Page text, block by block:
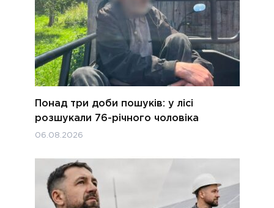
Понад три доби пошуків: у лісі
розшукали 76-річного чоловіка
06.08.2026